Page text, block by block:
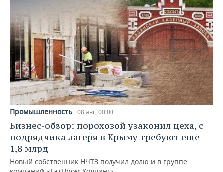
Промышленность 08 авг, 00:00
Бизнес-обзор: пороховой узаконил цеха, с
подрядчика лагеря в Крыму требуют еще
1,8 млрд
Новый собственник НЧТЗ получил долю и в группе